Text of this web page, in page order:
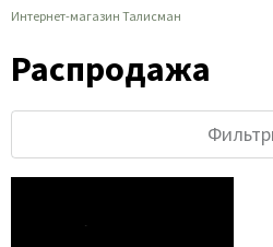
Интернет-магазин Талисман
Распродажа